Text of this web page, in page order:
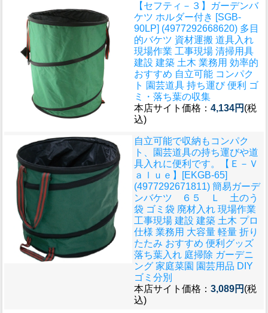
【セフティ－３】ガーデンバ
ケツ ホルダー付き [SGB-
90LP] (4977292668620) 多目
的バケツ 資材運搬 道具入れ
現場作業 工事現場 清掃用具
建設 建築 土木 業務用 効率的
おすすめ 自立可能 コンパク
ト 園芸道具 持ち運び 便利 ゴ
ミ・落ち葉の収集
本店サイト価格： 4,134円 (税
込)
自立可能で収納もコンパク
ト、園芸道具の持ち運びや道
具入れに便利です。
【Ｅ－Ｖ
ａｌｕｅ】[EKGB-65]
(4977292671811) 簡易ガーデ
ンバケツ ６５ Ｌ 土のう
袋 ゴミ袋 廃材入れ 現場作業
工事現場 建設 建築 土木 プロ
仕様 業務用 大容量 軽量 折り
たたみ おすすめ 便利グッズ
落ち葉入れ 庭掃除 ガーデニ
ング 家庭菜園 園芸用品 DIY
ゴミ分別
本店サイト価格： 3,089円 (税
込)